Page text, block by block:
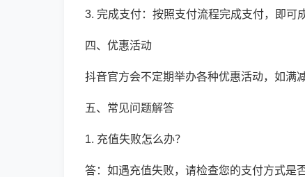
3. 完成支付：按照支付流程完成支付，即可
四、优惠活动
抖音官方会不定期举办各种优惠活动，如满
五、常见问题解答
1. 充值失败怎么办？
答：如遇充值失败，请检查您的支付方式是